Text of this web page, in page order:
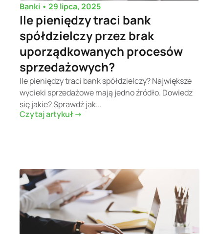
Banki • 29 lipca, 2025
Ile pieniędzy traci bank
spółdzielczy przez brak
uporządkowanych procesów
sprzedażowych?
Ile pieniędzy traci bank spółdzielczy? Największe
wycieki sprzedażowe mają jedno źródło. Dowiedz
się jakie? Sprawdź jak...
Czytaj artykuł ->